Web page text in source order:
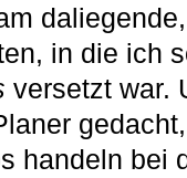
in die ich
versetzt war.
handeln bei